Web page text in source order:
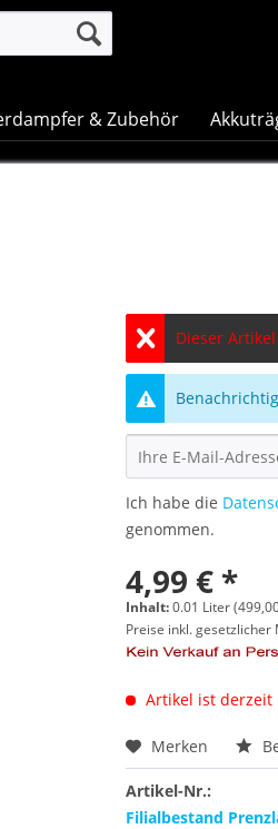
& Zubehör
Dieser
Ich habe die
genommen.
4,99 € *
Inhalt:0.01 Liter
Preise inkl. gesetzlicher
Artikel ist derzeit
Merken
Artikel-Nr.:
Filialbestand